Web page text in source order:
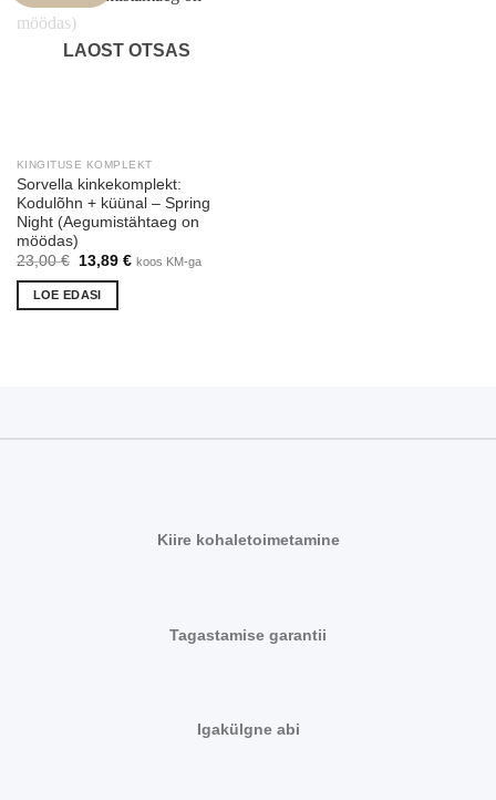
LAOST OTSAS
KINGITUSE KOMPLEKT
Sorvella kinkekomplekt:
Kodulõhn + küünal – Spring
Night (Aegumistähtaeg on
möödas)
23,00€
Algne
oli:
23,00 €.
13,89 €Praegune
koos KM-ga
LOE EDASI
Kiire kohaletoimetamine
Tagastamise garantii
Igakülgne abi